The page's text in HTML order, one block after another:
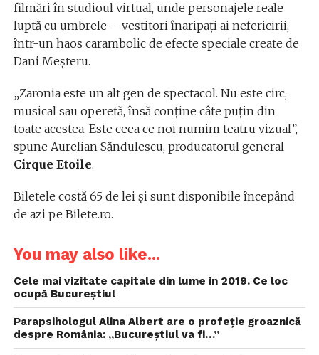
filmări în studioul virtual, unde personajele reale
luptă cu umbrele – vestitori înaripați ai nefericirii,
într-un haos carambolic de efecte speciale create de
Dani Meșteru.
„Zaronia este un alt gen de spectacol. Nu este circ,
musical sau operetă, însă conține câte puțin din
toate acestea. Este ceea ce noi numim teatru vizual”,
spune Aurelian Săndulescu, producatorul general
Cirque Etoile.
Biletele costă 65 de lei și sunt disponibile începând
de azi pe Bilete.ro.
You may also like...
Cele mai vizitate capitale din lume in 2019. Ce loc
ocupă Bucureștiul
Parapsihologul Alina Albert are o profeție groaznică
despre România: „Bucureștiul va fi…”